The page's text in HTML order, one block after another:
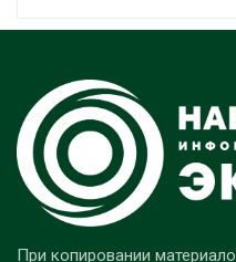
При копировании